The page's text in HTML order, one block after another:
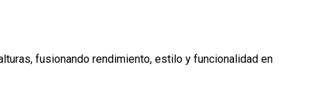
fusionando rendimiento, estilo y funcionalidad en